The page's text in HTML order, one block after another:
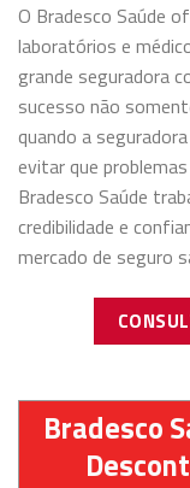
O Bradesco Saúde
laboratórios e
grande seguradora
sucesso não
quando a
evitar que
Bradesco Saúde
credibilidade e
mercado de seguro
Bradesco